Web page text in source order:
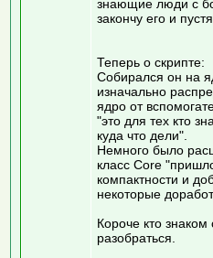
знающие люди с
закончу его и
Теперь о скрипте:
Собирался он на
изначально
ядро от
"это для тех кто
куда что дели".
Немного было
класс Core
компактности и
некоторые
Короче кто знаком
разобраться.